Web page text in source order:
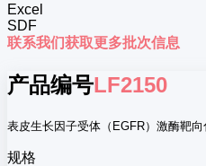
Excel
SDF
联系我们获取更多批次信息
产品编号LF2150
表皮生长因子受体（EGFR）激酶靶
规格